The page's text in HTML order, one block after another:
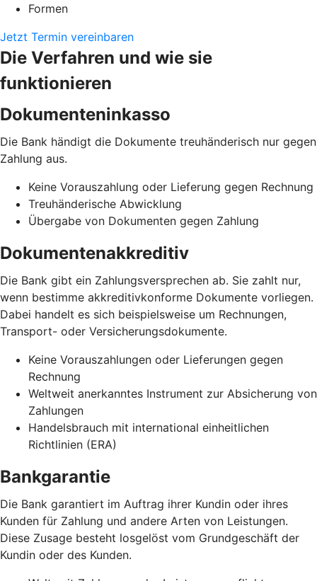
Formen
Jetzt Termin vereinbaren
Die Verfahren und wie sie
funktionieren
Dokumenteninkasso
Die Bank händigt die Dokumente treuhänderisch nur gegen
Zahlung aus.
Keine Vorauszahlung oder Lieferung gegen Rechnung
Treuhänderische Abwicklung
Übergabe von Dokumenten gegen Zahlung
Dokumentenakkreditiv
Die Bank gibt ein Zahlungsversprechen ab. Sie zahlt nur,
wenn bestimme akkreditivkonforme Dokumente vorliegen.
Dabei handelt es sich beispielsweise um Rechnungen,
Transport- oder Versicherungsdokumente.
Keine Vorauszahlungen oder Lieferungen gegen
Rechnung
Weltweit anerkanntes Instrument zur Absicherung von
Zahlungen
Handelsbrauch mit international einheitlichen
Richtlinien (ERA)
Bankgarantie
Die Bank garantiert im Auftrag ihrer Kundin oder ihres
Kunden für Zahlung und andere Arten von Leistungen.
Diese Zusage besteht losgelöst vom Grundgeschäft der
Kundin oder des Kunden.